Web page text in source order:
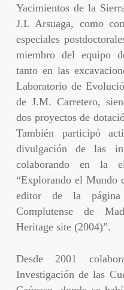
Yacimientos de la
J.L Arsuaga, como
especiales
miembro del equipo
tanto en las
Laboratorio de
de J.M. Carretero,
dos proyectos de
También participó
divulgación de las
colaborando en la
“Explorando el Mundo
editor de la
Complutense de
Heritage site (2004)”.
Desde 2001
Investigación de las